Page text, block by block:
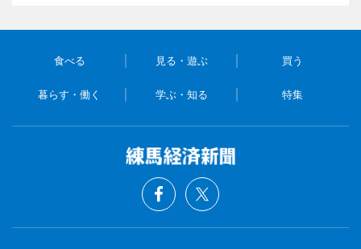
食べる 見る・遊ぶ 買う
暮らす・働く 学ぶ・知る 特集